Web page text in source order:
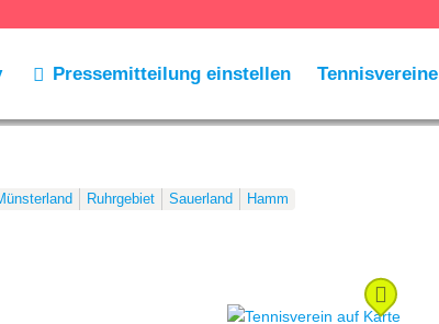
Pressemitteilung einstellen Tennisvereine
Ruhrgebiet Sauerland Hamm